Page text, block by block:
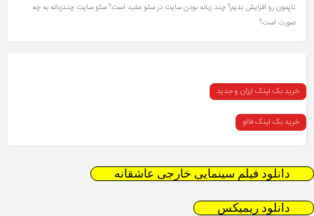
تاپمون رو افزایش بدیم؟چند زبانه بودن سایت در سئو مفید است؟ سئو سایت چندزبانه به چه
صورت است؟
خرید بک لینک ارزان و جدید
خرید بک لینک فالو
دانلود فیلم سینمایی خارجی عاشقانه
دانلود ریمیکس